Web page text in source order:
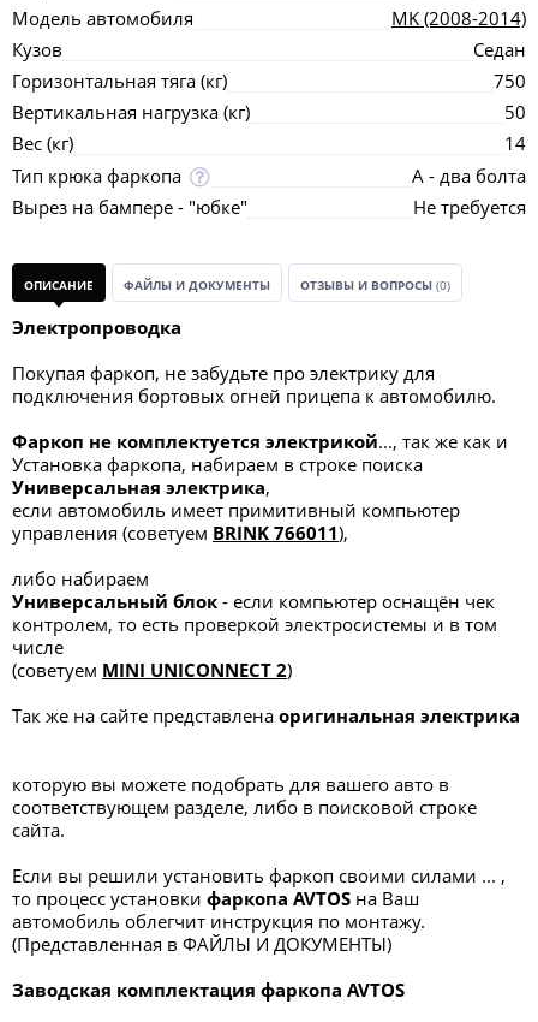
Модель автомобиля
MK (2008-2014)
Кузов
Седан
Горизонтальная тяга (кг)
750
Вертикальная нагрузка (кг)
50
Вес (кг)
14
Тип крюка фаркопа
А - два болта
Вырез на бампере - "юбке"
Не требуется
ОПИСАНИЕ ФАЙЛЫ И ДОКУМЕНТЫ ОТЗЫВЫ И ВОПРОСЫ (0)
Электропроводка
Покупая фаркоп, не забудьте про электрику для
подключения бортовых огней прицепа к автомобилю.
Фаркоп не комплектуется электрикой..., так же как и
Установка фаркопа, набираем в строке поиска
Универсальная электрика,
если автомобиль имеет примитивный компьютер
управления (советуем BRINK 766011),
либо набираем
Универсальный блок - если компьютер оснащён чек
контролем, то есть проверкой электросистемы и в том
числе
(советуем MINI UNICONNECT 2)
Так же на сайте представлена оригинальная электрика
которую вы можете подобрать для вашего авто в
соответствующем разделе, либо в поисковой строке
сайта.
Если вы решили установить фаркоп своими силами ... ,
то процесс установки фаркопа AVTOS на Ваш
автомобиль облегчит инструкция по монтажу.
(Представленная в ФАЙЛЫ И ДОКУМЕНТЫ)
Заводская комплектация фаркопа AVTOS